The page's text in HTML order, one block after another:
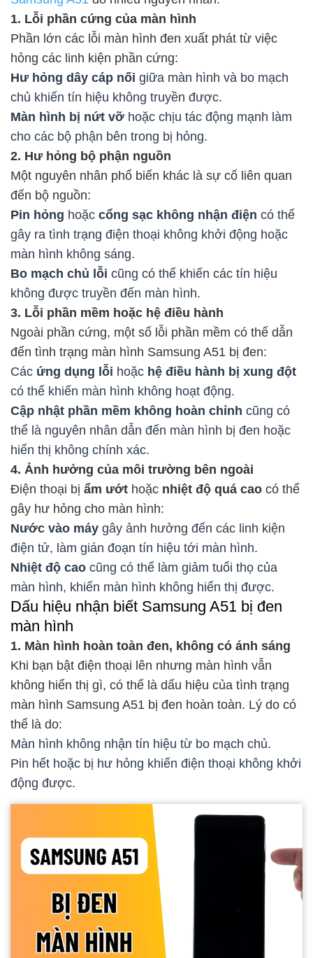
1. Lỗi phần cứng của màn hình
Phần lớn các lỗi màn hình đen xuất phát từ việc
hỏng các linh kiện phần cứng:
Hư hỏng dây cáp nối giữa màn hình và bo mạch
chủ khiến tín hiệu không truyền được.
Màn hình bị nứt vỡ hoặc chịu tác động mạnh làm
cho các bộ phận bên trong bị hỏng.
2. Hư hỏng bộ phận nguồn
Một nguyên nhân phổ biến khác là sự cố liên quan
đến bộ nguồn:
Pin hỏng hoặc cổng sạc không nhận điện có thể
gây ra tình trạng điện thoại không khởi động hoặc
màn hình không sáng.
Bo mạch chủ lỗi cũng có thể khiến các tín hiệu
không được truyền đến màn hình.
3. Lỗi phần mềm hoặc hệ điều hành
Ngoài phần cứng, một số lỗi phần mềm có thể dẫn
đến tình trạng màn hình Samsung A51 bị đen:
Các ứng dụng lỗi hoặc hệ điều hành bị xung đột
có thể khiến màn hình không hoạt động.
Cập nhật phần mềm không hoàn chỉnh cũng có
thể là nguyên nhân dẫn đến màn hình bị đen hoặc
hiển thị không chính xác.
4. Ảnh hưởng của môi trường bên ngoài
Điện thoại bị ẩm ướt hoặc nhiệt độ quá cao có thể
gây hư hỏng cho màn hình:
Nước vào máy gây ảnh hưởng đến các linh kiện
điện tử, làm gián đoạn tín hiệu tới màn hình.
Nhiệt độ cao cũng có thể làm giảm tuổi thọ của
màn hình, khiến màn hình không hiển thị được.
Dấu hiệu nhận biết Samsung A51 bị đen
màn hình
1. Màn hình hoàn toàn đen, không có ánh sáng
Khi bạn bật điện thoại lên nhưng màn hình vẫn
không hiển thị gì, có thể là dấu hiệu của tình trạng
màn hình Samsung A51 bị đen hoàn toàn. Lý do có
thể là do:
Màn hình không nhận tín hiệu từ bo mạch chủ.
Pin hết hoặc bị hư hỏng khiến điện thoại không khởi
động được.